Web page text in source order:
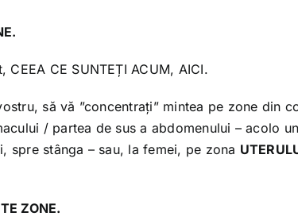
CE SUNTEȚI ACUM, AICI.
să vă ”concentrați” mintea pe zone din
/ partea de sus a abdomenului – acolo
spre stânga – sau, la femei, pe zona
ZONE.